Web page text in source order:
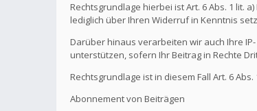
Rechtsgrundlage hierbei ist Art. 6 Abs. 1 lit.
lediglich über Ihren Widerruf in Kenntnis
Darüber hinaus verarbeiten wir auch Ihre
unterstützen, sofern Ihr Beitrag in Rechte
Rechtsgrundlage ist in diesem Fall Art. 6
Abonnement von Beiträgen